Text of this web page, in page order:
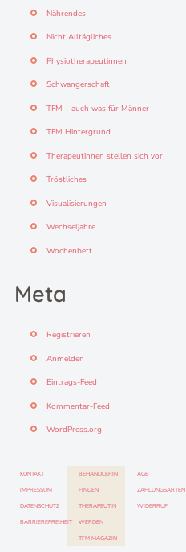
Nährendes
Nicht Alltägliches
Physiotherapeutinnen
Schwangerschaft
TFM – auch was für Männer
TFM Hintergrund
Therapeutinnen stellen sich vor
Tröstliches
Visualisierungen
Wechseljahre
Wochenbett
Meta
Registrieren
Anmelden
Eintrags-Feed
Kommentar-Feed
WordPress.org
KONTAKT
IMPRESSUM
DATENSCHUTZ
BARRIEREFREIHEIT
BEHANDLERIN
FINDEN
THERAPEUTIN
WERDEN
TFM MAGAZIN
AGB
ZAHLUNGSARTEN
WIDERRUF